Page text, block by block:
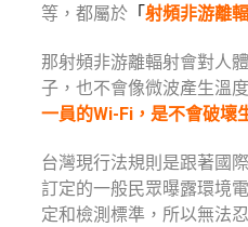
等，都屬於 「 射頻非游離
那射頻非游離輻射會對人
子，也不會像微波產生溫
一員的Wi-Fi，是不會破壞
台灣現行法規則是跟著國
訂定的一般民眾曝露環境
定和檢測標準，所以無法